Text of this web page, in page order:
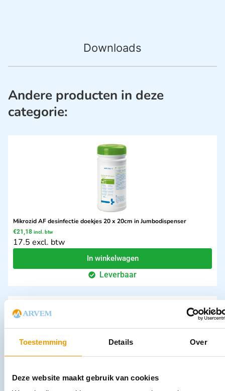
Toestemming Details Over
Deze website maakt gebruik van cookies
Downloads
Andere producten in deze
categorie:
Mikrozid AF desinfectie doekjes 20 x 20cm in Jumbodispenser
€21,18 incl. btw
17.5 excl. btw
In winkelwagen
Leverbaar
Kruk vierkant model V1000